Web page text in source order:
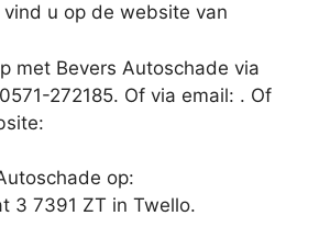
u op de website van
met Bevers Autoschade via
272185. Of via email: . Of
op:
3 7391 ZT in Twello.